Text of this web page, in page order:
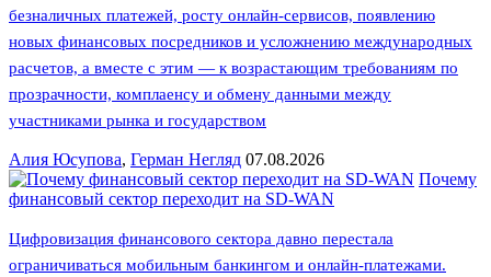
безналичных платежей, росту онлайн-сервисов, появлению
новых финансовых посредников и усложнению международных
расчетов, а вместе с этим — к возрастающим требованиям по
прозрачности, комплаенсу и обмену данными между
участниками рынка и государством
Алия Юсупова, Герман Негляд 07.08.2026
Почему
финансовый сектор переходит на SD-WAN
Цифровизация финансового сектора давно перестала
ограничиваться мобильным банкингом и онлайн-платежами.